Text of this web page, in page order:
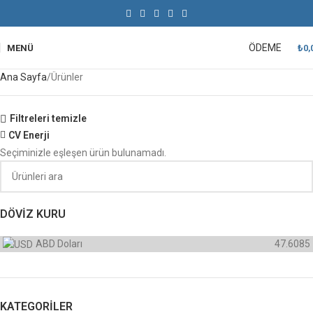
MENÜ ÖDEME ₺
DÖVIZ KURU
ABD Doları 47.6085
KATEGORILER
Ana Sayfa Ürünler
Filtreleri temizle
CV Enerji
Seçiminizle eşleşen ürün bulunamadı.